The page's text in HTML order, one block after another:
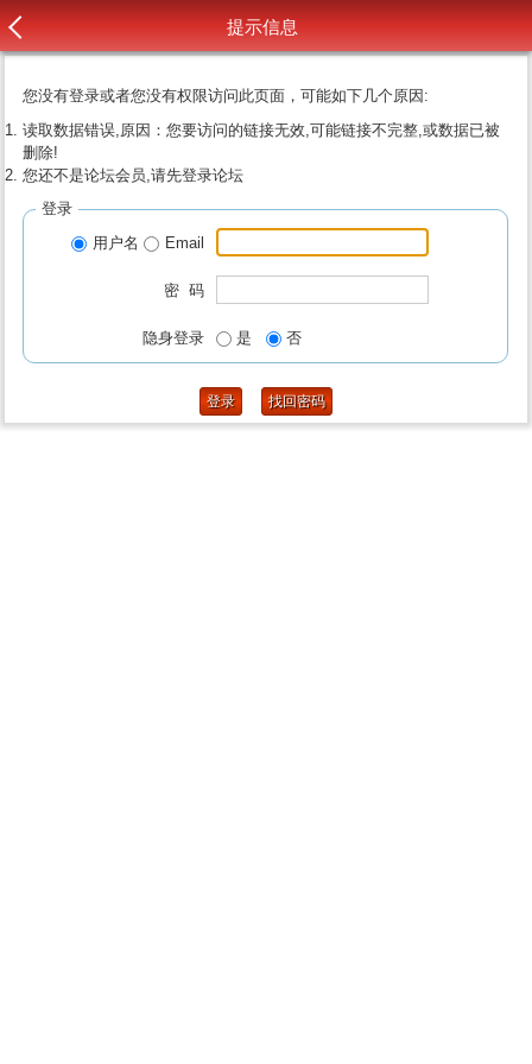
提示信息
您没有登录或者您没有权限访问此页面，可能如下几个原因:
读取数据错误,原因：您要访问的链接无效,可能链接不完整,或数据已被
删除!
您还不是论坛会员,请先登录论坛
登录
用户名
Email
密 码
隐身登录 是 否